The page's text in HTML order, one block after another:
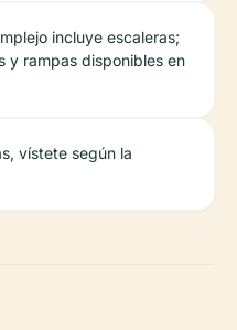
incluye escaleras;
y rampas disponibles en
vístete según la